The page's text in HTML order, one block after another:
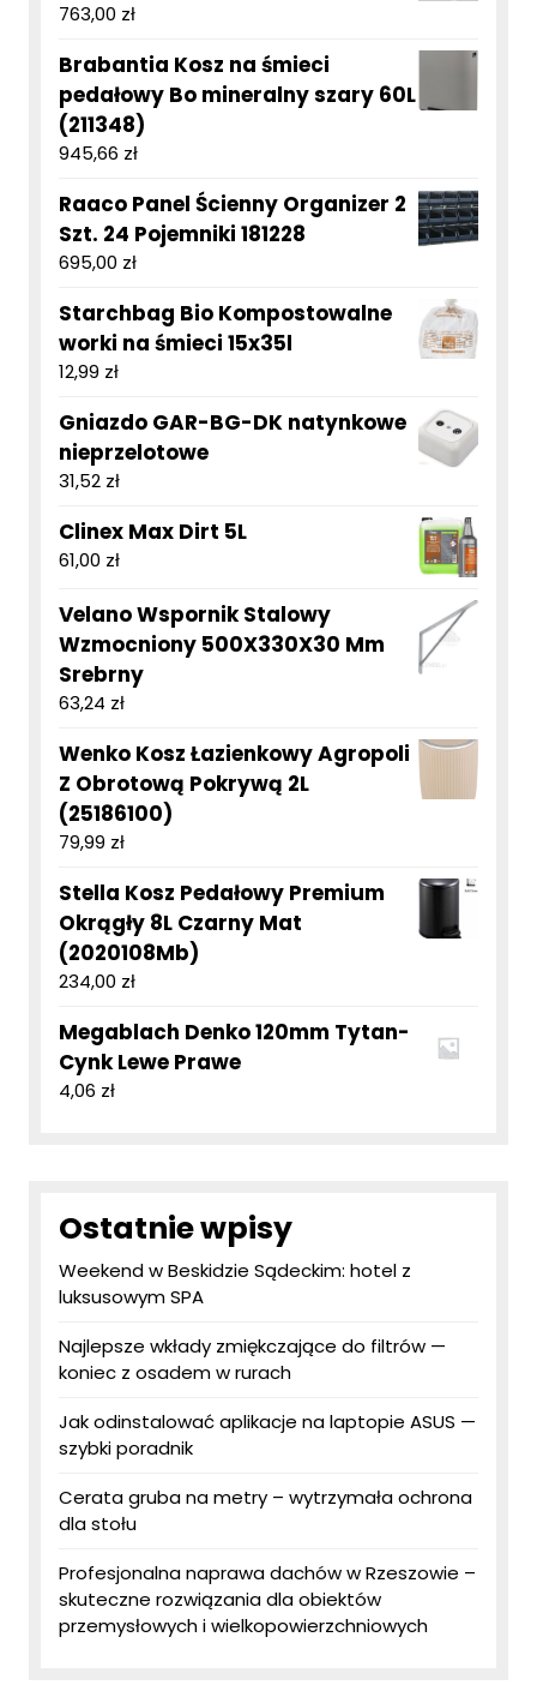
763,00 zł
Brabantia Kosz na śmieci
pedałowy Bo mineralny szary 60L
(211348)
945,66 zł
Raaco Panel Ścienny Organizer 2
Szt. 24 Pojemniki 181228
695,00 zł
Starchbag Bio Kompostowalne
worki na śmieci 15x35l
12,99 zł
Gniazdo GAR-BG-DK natynkowe
nieprzelotowe
31,52 zł
Clinex Max Dirt 5L
61,00 zł
Velano Wspornik Stalowy
Wzmocniony 500X330X30 Mm
Srebrny
63,24 zł
Wenko Kosz Łazienkowy Agropoli
Z Obrotową Pokrywą 2L
(25186100)
79,99 zł
Stella Kosz Pedałowy Premium
Okrągły 8L Czarny Mat
(2020108Mb)
234,00 zł
Megablach Denko 120mm Tytan-
Cynk Lewe Prawe
4,06 zł
Ostatnie wpisy
Weekend w Beskidzie Sądeckim: hotel z
luksusowym SPA
Najlepsze wkłady zmiękczające do filtrów —
koniec z osadem w rurach
Jak odinstalować aplikacje na laptopie ASUS —
szybki poradnik
Cerata gruba na metry – wytrzymała ochrona
dla stołu
Profesjonalna naprawa dachów w Rzeszowie –
skuteczne rozwiązania dla obiektów
przemysłowych i wielkopowierzchniowych